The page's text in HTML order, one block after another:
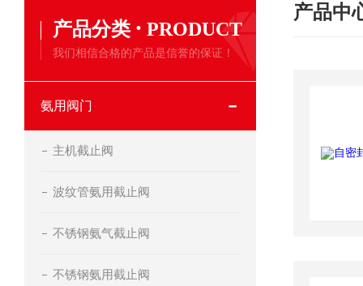
产品分类 · PRODUCT
我们相信合格的产品是信誉的保证！
氨用阀门
主机截止阀
波纹管氨用截止阀
不锈钢氨气截止阀
不锈钢氨用截止阀
产品中